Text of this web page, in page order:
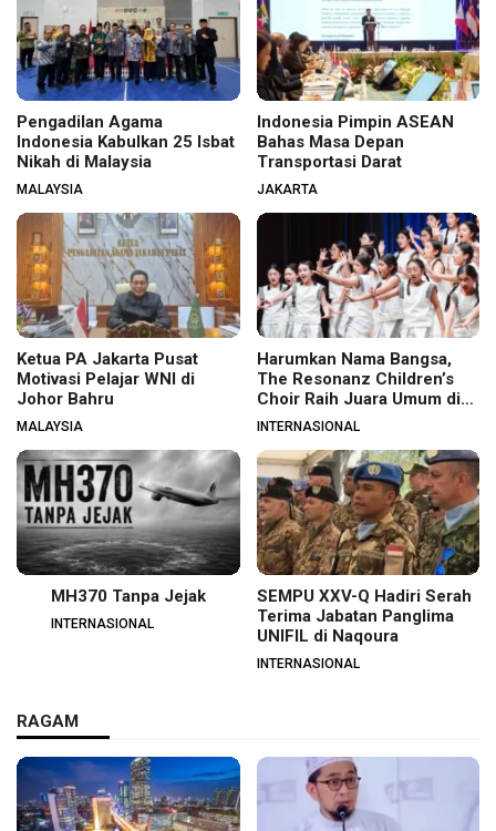
Pengadilan Agama
Indonesia Kabulkan 25 Isbat
Nikah di Malaysia
MALAYSIA
Indonesia Pimpin ASEAN
Bahas Masa Depan
Transportasi Darat
JAKARTA
Ketua PA Jakarta Pusat
Motivasi Pelajar WNI di
Johor Bahru
MALAYSIA
Harumkan Nama Bangsa,
The Resonanz Children’s
Choir Raih Juara Umum di
Hungaria
INTERNASIONAL
MH370 Tanpa Jejak
INTERNASIONAL
SEMPU XXV-Q Hadiri Serah
Terima Jabatan Panglima
UNIFIL di Naqoura
INTERNASIONAL
RAGAM